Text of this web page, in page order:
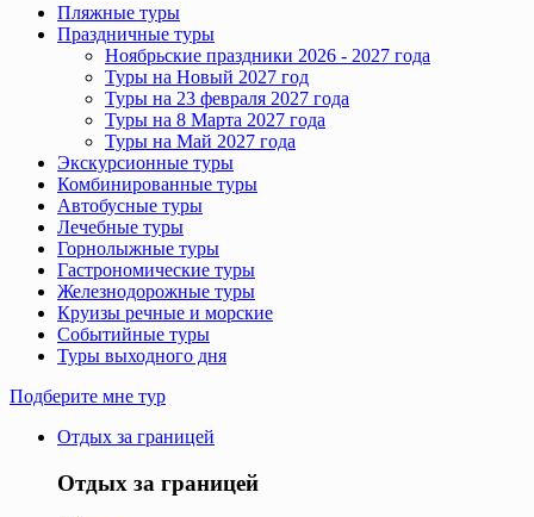
Пляжные туры
Праздничные туры
Ноябрьские праздники 2026 - 2027 года
Туры на Новый 2027 год
Туры на 23 февраля 2027 года
Туры на 8 Марта 2027 года
Туры на Май 2027 года
Экскурсионные туры
Комбинированные туры
Автобусные туры
Лечебные туры
Горнолыжные туры
Гастрономические туры
Железнодорожные туры
Круизы речные и морские
Событийные туры
Туры выходного дня
Подберите мне тур
Отдых за границей
Отдых за границей